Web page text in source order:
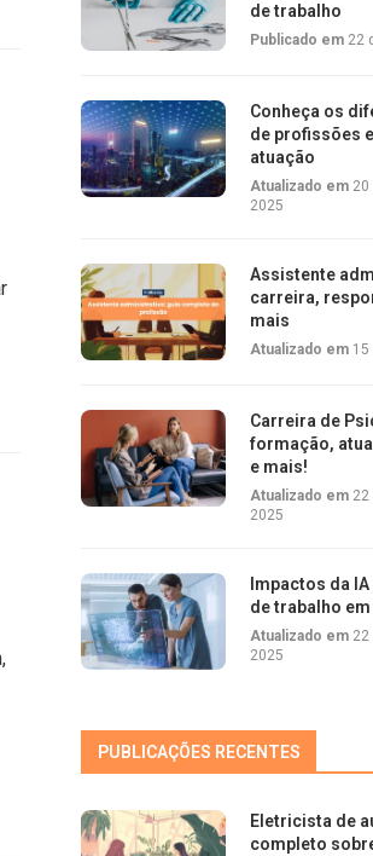
de trabalho
Publicado em 22
Conheça os
de profissões
atuação
Atualizado em 20
2025
Assistente
carreira,
mais
Atualizado em 15
Carreira de
formação,
e mais!
Atualizado em 22
2025
Impactos da
de trabalho em
Atualizado em 22
2025
PUBLICAÇÕES RECENTES
Eletricista de
completo